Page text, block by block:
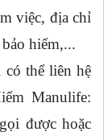
việc, địa chỉ
hiểm,...
thể liên hệ
Manulife:
được hoặc